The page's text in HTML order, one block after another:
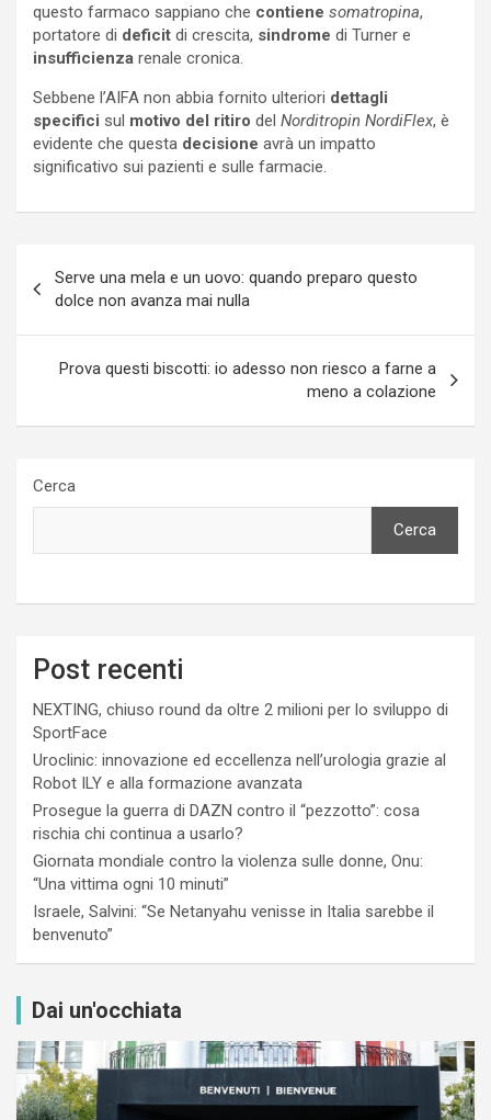
questo farmaco sappiano che contiene somatropina,
portatore di deficit di crescita, sindrome di Turner e
insufficienza renale cronica.
Sebbene l’AIFA non abbia fornito ulteriori dettagli
specifici sul motivo del ritiro del Norditropin NordiFlex, è
evidente che questa decisione avrà un impatto
significativo sui pazienti e sulle farmacie.
articoli
Serve una mela e un uovo: quando preparo questo
dolce non avanza mai nulla
Prova questi biscotti: io adesso non riesco a farne a
meno a colazione
Cerca
Cerca
Post recenti
NEXTING, chiuso round da oltre 2 milioni per lo sviluppo di
SportFace
Uroclinic: innovazione ed eccellenza nell’urologia grazie al
Robot ILY e alla formazione avanzata
Prosegue la guerra di DAZN contro il “pezzotto”: cosa
rischia chi continua a usarlo?
Giornata mondiale contro la violenza sulle donne, Onu:
“Una vittima ogni 10 minuti”
Israele, Salvini: “Se Netanyahu venisse in Italia sarebbe il
benvenuto”
Dai un'occhiata